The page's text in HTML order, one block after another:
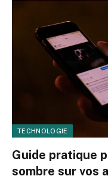
TECHNOLOGIE
Guide pratique
sombre sur vos